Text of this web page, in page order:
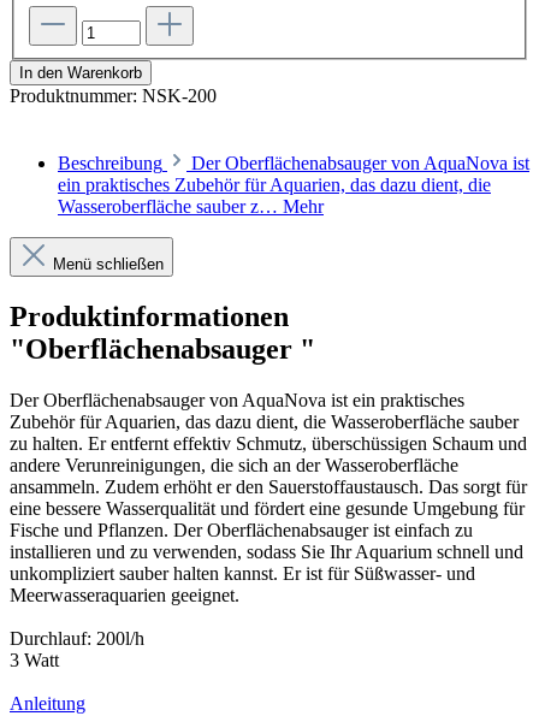
In den Warenkorb
Produktnummer: NSK-200
Beschreibung
Der Oberflächenabsauger von AquaNova ist
ein praktisches Zubehör für Aquarien, das dazu dient, die
Wasseroberfläche sauber z… Mehr
Menü schließen
Produktinformationen
"Oberflächenabsauger "
Der Oberflächenabsauger von AquaNova ist ein praktisches
Zubehör für Aquarien, das dazu dient, die Wasseroberfläche sauber
zu halten. Er entfernt effektiv Schmutz, überschüssigen Schaum und
andere Verunreinigungen, die sich an der Wasseroberfläche
ansammeln. Zudem erhöht er den Sauerstoffaustausch. Das sorgt für
eine bessere Wasserqualität und fördert eine gesunde Umgebung für
Fische und Pflanzen. Der Oberflächenabsauger ist einfach zu
installieren und zu verwenden, sodass Sie Ihr Aquarium schnell und
unkompliziert sauber halten kannst. Er ist für Süßwasser- und
Meerwasseraquarien geeignet.
Durchlauf: 200l/h
3 Watt
Anleitung